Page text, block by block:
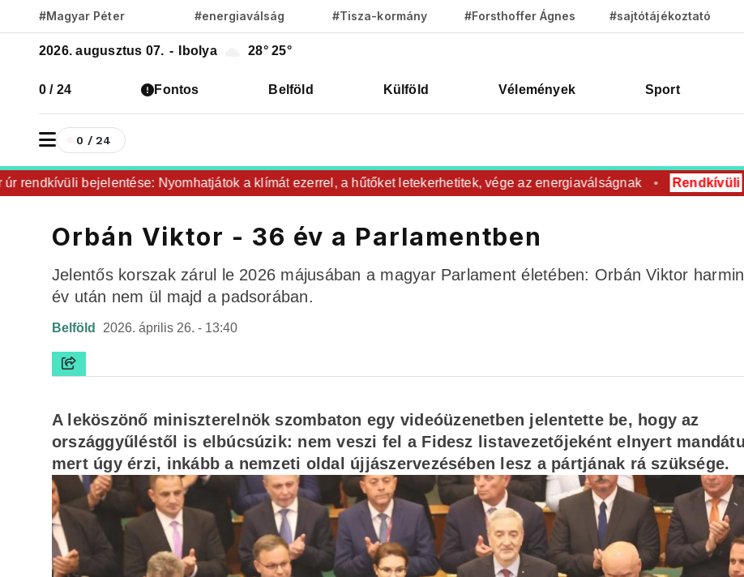
#Magyar Péter #energiaválság #Tisza-kormány #Forsthoffer Ágnes #sajtótájékoztató
2026. augusztus 07. - Ibolya 28° 25°
0 / 24 Fontos Belföld Külföld Vélemények Sport
0 / 24
bejelentése: Nyomhatjátok a klímát ezerrel, a hűtőket letekerhetitek, vége az energiaválságnak Rendkívüli
Orbán Viktor - 36 év a Parlamentben
Jelentős korszak zárul le 2026 májusában a magyar Parlament életében: Orbán Viktor
év után nem ül majd a padsorában.
Belföld 2026. április 26. - 13:40
A leköszönő miniszterelnök szombaton egy videóüzenetben jelentette be, hogy az
országgyűléstől is elbúcsúzik: nem veszi fel a Fidesz listavezetőjeként elnyert
mert úgy érzi, inkább a nemzeti oldal újjászervezésében lesz a pártjának rá szüksége.